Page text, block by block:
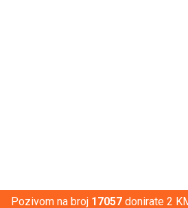
Pozivom na broj 17057 donirate 2